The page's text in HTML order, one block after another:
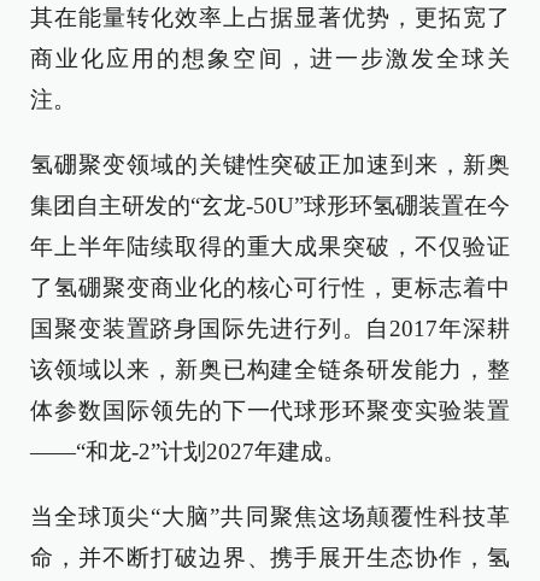
其在能量转化效率上占据显著优势，更拓宽了
商业化应用的想象空间，进一步激发全球关
注。
氢硼聚变领域的关键性突破正加速到来，新奥
集团自主研发的“玄龙-50U”球形环氢硼装置在今
年上半年陆续取得的重大成果突破，不仅验证
了氢硼聚变商业化的核心可行性，更标志着中
国聚变装置跻身国际先进行列。自2017年深耕
该领域以来，新奥已构建全链条研发能力，整
体参数国际领先的下一代球形环聚变实验装置
——“和龙-2”计划2027年建成。
当全球顶尖“大脑”共同聚焦这场颠覆性科技革
命，并不断打破边界、携手展开生态协作，氢